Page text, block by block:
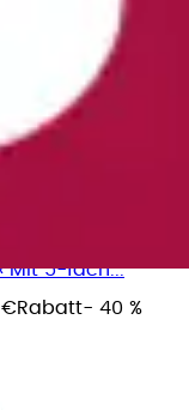
Mit 5-fach...
€Rabatt- 40 %